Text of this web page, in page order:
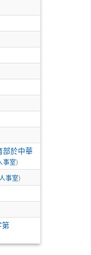
部於中華
事室)
人事室)
第